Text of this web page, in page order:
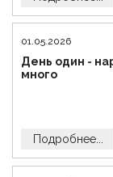
01.05.2026
День один -
много
Подробнее...